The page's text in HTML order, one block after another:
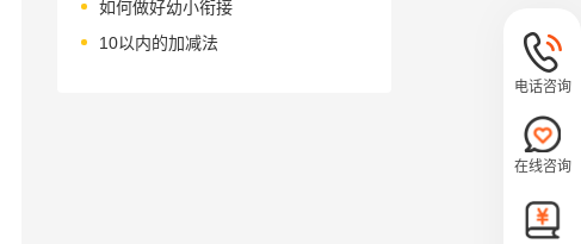
如何做好幼小衔接
10以内的加减法
电话咨询
在线咨询